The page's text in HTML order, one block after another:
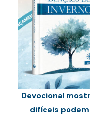
Devocional
difíceis